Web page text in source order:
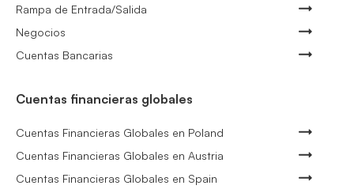
Rampa de Entrada/Salida
Negocios
Cuentas Bancarias
Cuentas financieras globales
Cuentas Financieras Globales en Poland
Cuentas Financieras Globales en Austria
Cuentas Financieras Globales en Spain